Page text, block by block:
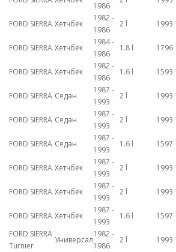
1986
FORD SIERRA Хетчбек
1982 -
1986
2 l 1993
FORD SIERRA Хетчбек
1984 -
1986
1.8 l 1796
FORD SIERRA Хетчбек
1982 -
1986
1.6 l 1593
FORD SIERRA Седан
1987 -
1993
2 l 1993
FORD SIERRA Седан
1987 -
1993
2 l 1993
FORD SIERRA Седан
1987 -
1993
1.6 l 1597
FORD SIERRA Хетчбек
1987 -
1993
2 l 1993
FORD SIERRA Хетчбек
1987 -
1993
2 l 1993
FORD SIERRA Хетчбек
1987 -
1993
1.6 l 1597
FORD SIERRA
Turnier
Универсал
1982 -
1986
2 l 1993